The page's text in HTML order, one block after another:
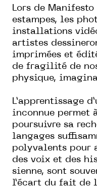
Lors de
estampes, les
installations
artistes
imprimées et
de fragilité de
physique,
L’apprentissage
inconnue permet
poursuivre sa
langages
polyvalents
des voix et des
sienne, sont
l’écart du fait de